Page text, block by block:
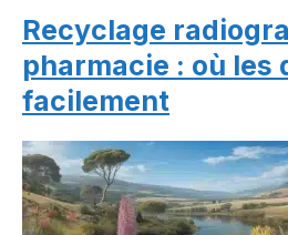
Recyclage
pharmacie : où les
facilement